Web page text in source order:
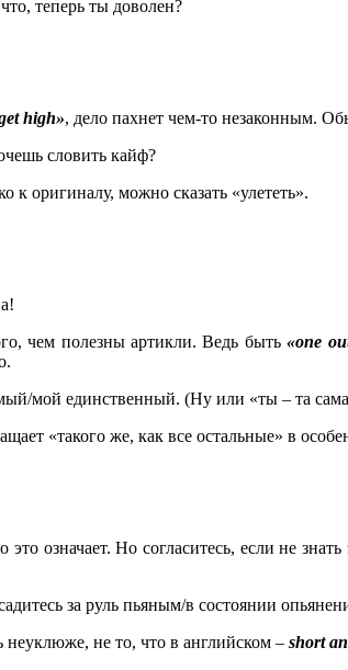
теперь ты доволен?
high», дело пахнет чем-то незаконным.
словить кайф?
к оригиналу, можно сказать «улететь».
чем полезны артикли. Ведь быть«one
мой единственный. (Ну или «ты – та
«такого же, как все остальные» в
означает. Но согласитесь, если не
за руль пьяным/в состоянии
неуклюже, не то, что в английском – short